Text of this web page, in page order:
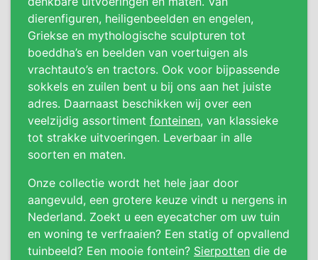
dierenfiguren, heiligenbeelden en engelen,
Griekse en mythologische sculpturen tot
boeddha’s en beelden van voertuigen als
vrachtauto’s en tractors. Ook voor bijpassende
sokkels en zuilen bent u bij ons aan het juiste
adres. Daarnaast beschikken wij over een
veelzijdig assortiment fonteinen, van klassieke
tot strakke uitvoeringen. Leverbaar in alle
soorten en maten.
Onze collectie wordt het hele jaar door
aangevuld, een grotere keuze vindt u nergens in
Nederland. Zoekt u een eyecatcher om uw tuin
en woning te verfraaien? Een statig of opvallend
tuinbeeld? Een mooie fontein? Sierpotten die de